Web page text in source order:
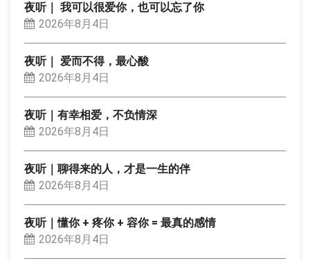
夜听｜ 我可以很爱你，也可以忘了你
2026年8月4日
夜听｜ 爱而不得，最心酸
2026年8月4日
夜听｜有幸相爱，不负情深
2026年8月4日
夜听｜聊得来的人，才是一生的伴
2026年8月4日
夜听｜懂你 + 疼你 + 容你 = 最真的感情
2026年8月4日